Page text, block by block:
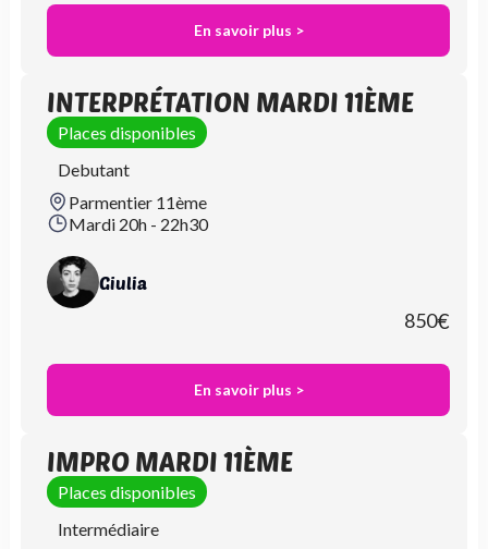
En savoir plus >
INTERPRÉTATION MARDI 11ÈME
Places disponibles
Debutant
Parmentier 11ème
Mardi 20h - 22h30
Giulia
850€
En savoir plus >
IMPRO MARDI 11ÈME
Places disponibles
Intermédiaire